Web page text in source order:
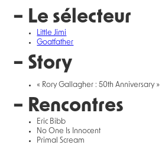
– Le sélecteur
Little Jimi
Goatfather
– Story
« Rory Gallagher : 50th Anniversary »
– Rencontres
Eric Bibb
No One Is Innocent
Primal Scream